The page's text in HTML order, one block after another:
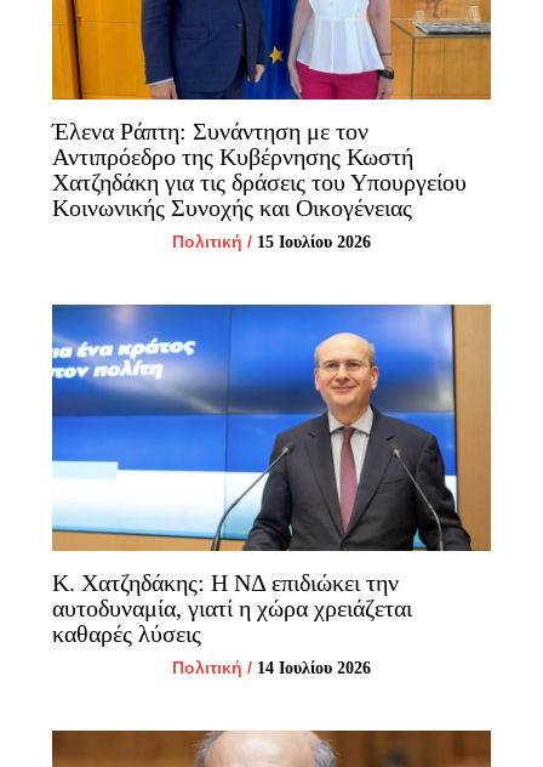
Έλενα Ράπτη: Συνάντηση με τον
Αντιπρόεδρο της Κυβέρνησης Κωστή
Χατζηδάκη για τις δράσεις του Υπουργείου
Κοινωνικής Συνοχής και Οικογένειας
Πολιτική / 15 Ιουλίου 2026
Κ. Χατζηδάκης: Η ΝΔ επιδιώκει την
αυτοδυναμία, γιατί η χώρα χρειάζεται
καθαρές λύσεις
Πολιτική / 14 Ιουλίου 2026